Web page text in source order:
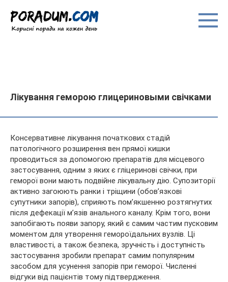
вмісту
Лікування геморою глицериновыми свічками
Консервативне лікування початкових стадій
патологічного розширення вен прямої кишки
проводиться за допомогою препаратів для місцевого
застосування, одним з яких є гліцеринові свічки, при
геморої вони мають подвійне лікувальну дію. Супозиторії
активно загоюють ранки і тріщини (обов’язкові
супутники запорів), сприяють пом’якшенню розтягнутих
після дефекації м’язів анального каналу. Крім того, вони
запобігають появи запору, який є самим частим пусковим
моментом для утворення гемороїдальних вузлів. Ці
властивості, а також безпека, зручність і доступність
застосування зробили препарат самим популярним
засобом для усунення запорів при геморої. Численні
відгуки від пацієнтів тому підтвердження.